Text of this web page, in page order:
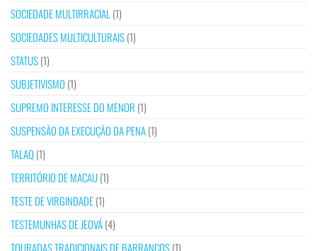
SOCIEDADE MULTIRRACIAL (1)
SOCIEDADES MULTICULTURAIS(1)
STATUS(1)
SUBJETIVISMO (1)
SUPREMO INTERESSE DO MENOR (1)
SUSPENSÃO DA EXECUÇÃO DA PENA(1)
TALAQ(1)
TERRITÓRIO DE MACAU(1)
TESTE DE VIRGINDADE(1)
TESTEMUNHAS DE JEOVÁ(4)
TOURADAS TRADICIONAIS DE BARRANCOS(1)